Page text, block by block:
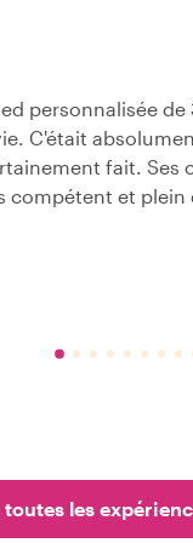
personnalisée de
C'était
fait. Ses
et plein
les